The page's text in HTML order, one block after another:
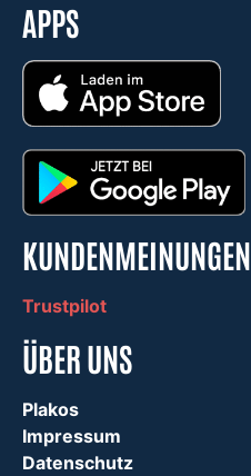
APPS
KUNDENMEINUNGEN
Trustpilot
ÜBER UNS
Plakos
Impressum
Datenschutz